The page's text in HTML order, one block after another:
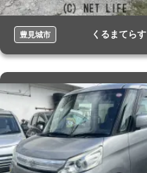
豊見城市 くるまてらす